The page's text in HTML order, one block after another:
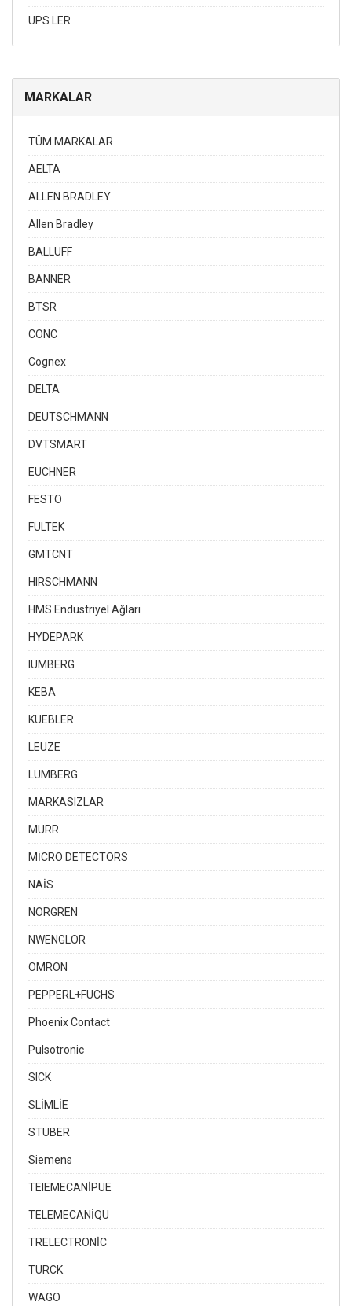
UPS LER
MARKALAR
TÜM MARKALAR
AELTA
ALLEN BRADLEY
Allen Bradley
BALLUFF
BANNER
BTSR
CONC
Cognex
DELTA
DEUTSCHMANN
DVTSMART
EUCHNER
FESTO
FULTEK
GMTCNT
HIRSCHMANN
HMS Endüstriyel Ağları
HYDEPARK
IUMBERG
KEBA
KUEBLER
LEUZE
LUMBERG
MARKASIZLAR
MURR
MİCRO DETECTORS
NAİS
NORGREN
NWENGLOR
OMRON
PEPPERL+FUCHS
Phoenix Contact
Pulsotronic
SICK
SLİMLİE
STUBER
Siemens
TEIEMECANİPUE
TELEMECANİQU
TRELECTRONİC
TURCK
WAGO